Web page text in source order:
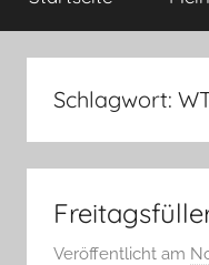
Lifestyle
Rezensionen,
Produkttests
und
mehr
Schlagwort:
Veröffentlicht am